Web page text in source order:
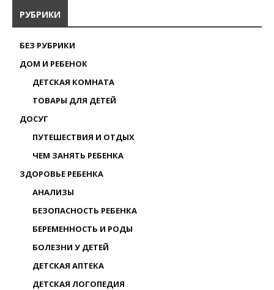
РУБРИКИ
БЕЗ РУБРИКИ
ДОМ И РЕБЕНОК
ДЕТСКАЯ КОМНАТА
ТОВАРЫ ДЛЯ ДЕТЕЙ
ДОСУГ
ПУТЕШЕСТВИЯ И ОТДЫХ
ЧЕМ ЗАНЯТЬ РЕБЕНКА
ЗДОРОВЬЕ РЕБЕНКА
АНАЛИЗЫ
БЕЗОПАСНОСТЬ РЕБЕНКА
БЕРЕМЕННОСТЬ И РОДЫ
БОЛЕЗНИ У ДЕТЕЙ
ДЕТСКАЯ АПТЕКА
ДЕТСКАЯ ЛОГОПЕДИЯ